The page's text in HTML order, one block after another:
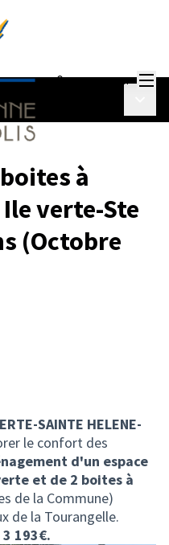
Se connecter
à
verte-Ste
(Octobre
SAINTE HELENE-
le confort des
d'un espace
et de 2 boites à
de la Commune)
de la Tourangelle.
193€.